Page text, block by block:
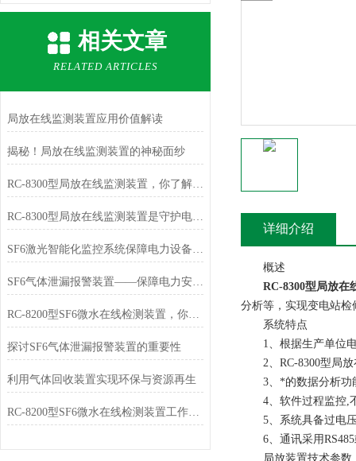
相关文章
RELATED ARTICLES
局放在线监测装置应用价值解读
揭秘！局放在线监测装置的神秘面纱
RC-8300型局放在线监测装置，你了解多少？
RC-8300型局放在线监测装置是守护电力系统的安全卫士
SF6激光智能化监控系统保障电力设备安全的新利器
SF6气体泄漏报警装置——保障电力安全的守门员
RC-8200型SF6微水在线检测装置，你了解多少？
探讨SF6气体泄漏报警装置的重要性
利用气体回收装置实现环保与资源再生
RC-8200型SF6微水在线检测装置工作原理与应用解析
详细介绍
概述
RC-8300型局放在
分析等，实现变电站检
系统特点
1、根据生产单位电
2、RC-8300型局放
3、*的数据分析功能
4、软件过程监控,
5、系统具备过电压
6、通讯采用RS485
局放装置技术参数